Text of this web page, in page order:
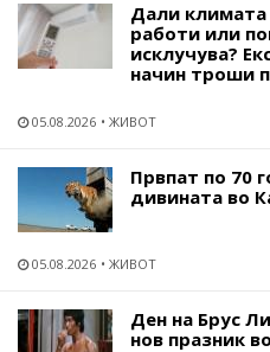
Дали климата
работи или
исклучува?
начин троши
05.08.2026 ЖИВОТ
Првпат по 70
дивината во
05.08.2026 ЖИВОТ
Ден на Брус
нов празник